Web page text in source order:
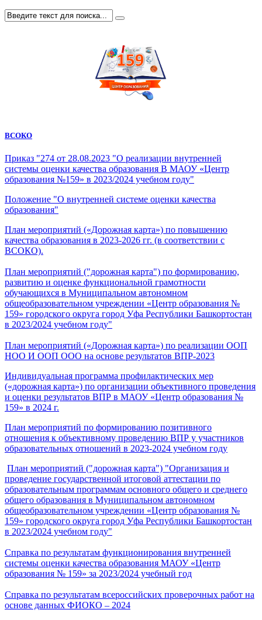
ВСОКО
Приказ "274 от 28.08.2023 "О реализации внутренней
системы оценки качества образования В МАОУ «Центр
образования №159» в 2023/2024 учебном году"
Положение "О внутренней системе оценки качества
образования"
План мероприятий («Дорожная карта») по повышению
качества образования в 2023-2026 гг. (в соответствии с
ВСОКО).
План мероприятий ("дорожная карта") по формированию,
развитию и оценке функциональной грамотности
обучающихся в Муниципальном автономном
общеобразовательном учреждении «Центр образования №
159» городского округа город Уфа Республики Башкортостан
в 2023/2024 учебном году"
План мероприятий («Дорожная карта») по реализации ООП
НОО И ООП ООО на основе результатов ВПР-2023
Индивидуальная программа профилактических мер
(«дорожная карта») по организации объективного проведения
и оценки результатов ВПР в МАОУ «Центр образования №
159» в 2024 г.
План мероприятий по формированию позитивного
отношения к объективному проведению ВПР у участников
образовательных отношений в 2023-2024 учебном году
План мероприятий ("дорожная карта") "Организация и
проведение государственной итоговой аттестации по
образовательным программам основного общего и среднего
общего образования в Муниципальном автономном
общеобразовательном учреждении «Центр образования №
159» городского округа город Уфа Республики Башкортостан
в 2023/2024 учебном году"
Справка по результатам функционирования внутренней
системы оценки качества образования МАОУ «Центр
образования № 159» за 2023/2024 учебный год
Справка по результатам всероссийских проверочных работ на
основе данных ФИОКО – 2024